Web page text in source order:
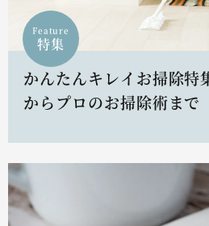
Feature
特集
かんたんキレイお掃除
からプロのお掃除術まで